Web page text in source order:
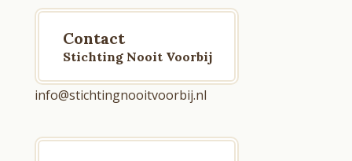
Contact
Stichting Nooit Voorbij
info@stichtingnooitvoorbij.nl